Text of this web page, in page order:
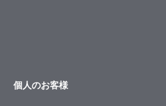
個人のお客様